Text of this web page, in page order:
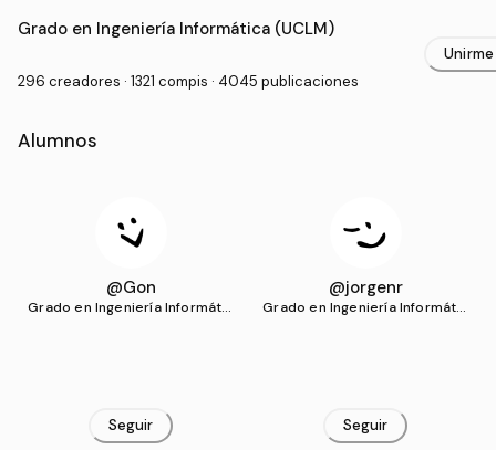
Grado Universitario en Escuela Superior de
Grado en Ingeniería Informática (UCLM)
296 creadores · 1321 compis · 4045 publicaciones
Unirme
Alumnos
@Gon
Grado en Ingeniería Informátic
Seguir
@jorgenr
Grado en Ingeniería Informátic
Seguir